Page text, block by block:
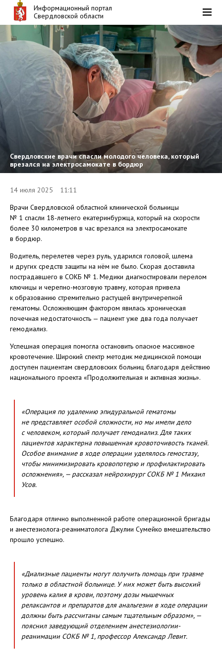
Информационный портал
Свердловской области
Свердловские врачи спасли молодого человека, который
врезался на электросамокате в бордюр
14 июля 2025 11:11
Врачи Свердловской областной клинической больницы
№ 1 спасли 18-летнего екатеринбуржца, который на скорости
более 30 километров в час врезался на электросамокате
в бордюр.
Водитель, перелетев через руль, ударился головой, шлема
и других средств защиты на нём не было. Скорая доставила
пострадавшего в СОКБ № 1. Медики диагностировали перелом
ключицы и черепно-мозговую травму, которая привела
к образованию стремительно растущей внутричерепной
гематомы. Осложняющим фактором явилась хроническая
почечная недостаточность — пациент уже два года получает
гемодиализ.
Успешная операция помогла остановить опасное массивное
кровотечение. Широкий спектр методик медицинской помощи
доступен пациентам свердловских больниц благодаря действию
национального проекта «Продолжительная и активная жизнь».
«Операция по удалению эпидуральной гематомы
не представляет особой сложности, но мы имели дело
с человеком, который получает гемодиализ. Для таких
пациентов характерна повышенная кровоточивость тканей.
Особое внимание в ходе операции уделялось гемостазу,
чтобы минимизировать кровопотерю и профилактировать
осложнения», — рассказал нейрохирург СОКБ № 1 Михаил
Усов.
Благодаря отлично выполненной работе операционной бригады
и анестезиолога-реаниматолога Джулии Сумейко вмешательство
прошло успешно.
«Диализные пациенты могут получить помощь при травме
только в областной больнице. У них может быть высокий
уровень калия в крови, поэтому дозы мышечных
релаксантов и препаратов для анальгезии в ходе операции
должны быть рассчитаны самым тщательным образом», —
пояснил заведующий отделением анестезиологии-
реанимации СОКБ № 1, профессор Александр Левит.